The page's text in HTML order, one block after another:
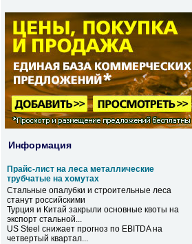
Информация
Прайс-лист на леса металлические
трубчатые на хомутах
Стальные опалубки и строительные леса
станут российскими
Турция и Китай закрыли основные квоты на
экспорт стальной...
US Steel снижает прогноз по EBITDAна
четвертый квартал...